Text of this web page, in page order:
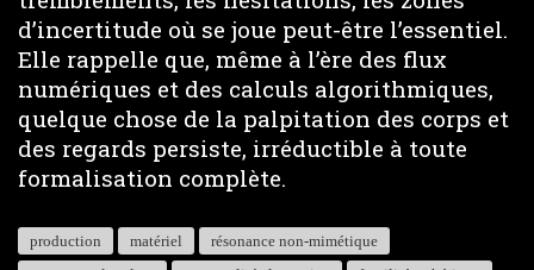
d’incertitude où se joue peut-être l’essentiel.
Elle rappelle que, même à l’ère des flux
numériques et des calculs algorithmiques,
quelque chose de la palpitation des corps et
des regards persiste, irréductible à toute
formalisation complète.
production matériel
résonance non-mimétique